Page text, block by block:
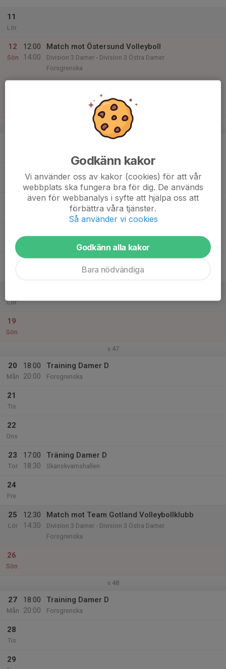
11
Lör
12
Sön
12:00
14:00
Match mot Östersund Volleyboll
Division 3 Damer - Division 3 Östra Damer
Forsgrenska
Division 3 Damer - Division 3 Östra Damer
v.46
Tor Skanskvarnshallen
Lör
19
Sön
v.47
20
Mån
18:00
20:00
Training Damer D
Forsgrenska
21
Tis
22
Ons
23
Tor
17:00
18:30
Träning Damer D
Skanskvarnshallen
24
Fre
25
Lör
12:30
14:30
Match mot Team Gotland Volleybollklubb
Division 3 Damer - Division 3 Östra Damer
Forsgrenska
26
Sön
v.48
27
Mån
18:00
20:00
Training Damer D
Forsgrenska
28
Tis
29
Godkänn kakor
Vi använder oss av kakor (cookies) för att vår
webbplats ska fungera bra för dig. De används
även för webbanalys i syfte att hjälpa oss att
förbättra våra tjänster.
Så använder vi cookies
Godkänn alla kakor
Bara nödvändiga